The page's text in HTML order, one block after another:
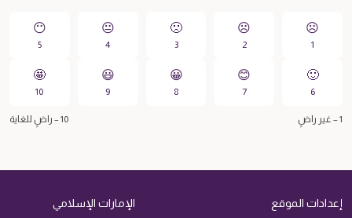
☹️
1
☹️
2
🙁️
3
😐
4
😶
5
🙂
6
😊
7
😀️
8
😃
9
🤩
10
1 – غير راضٍ 10 – راضٍ للغاية
إعدادات الموقع
الإمارات الإسلامي